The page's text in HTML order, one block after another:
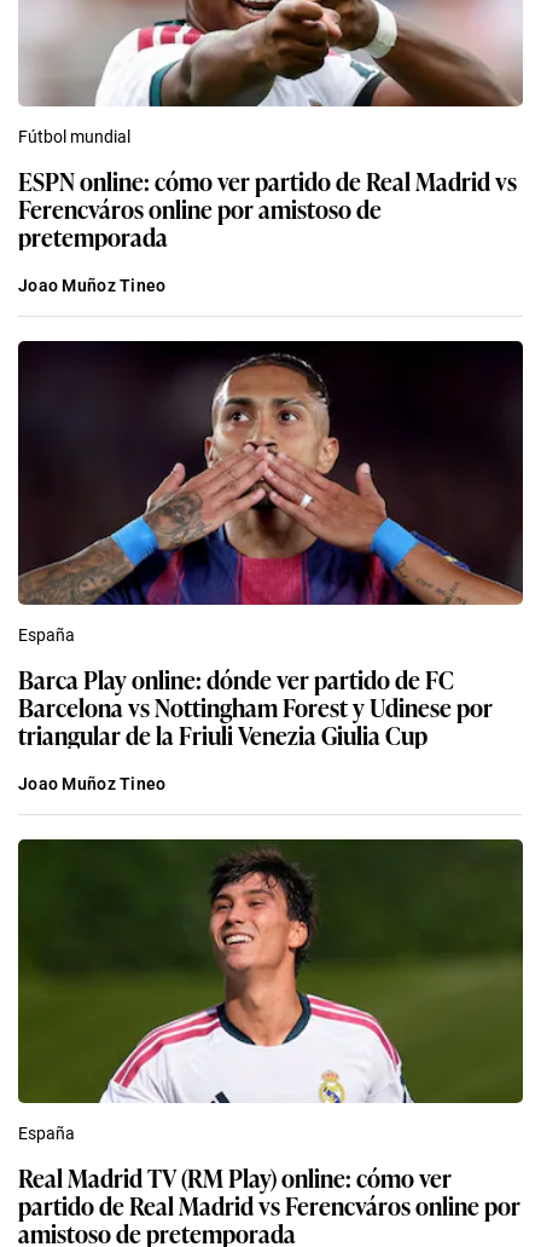
Fútbol mundial
ESPN online: cómo ver partido de Real Madrid vs
Ferencváros online por amistoso de
pretemporada
Joao Muñoz Tineo
España
Barca Play online: dónde ver partido de FC
Barcelona vs Nottingham Forest y Udinese por
triangular de la Friuli Venezia Giulia Cup
Joao Muñoz Tineo
España
Real Madrid TV (RM Play) online: cómo ver
partido de Real Madrid vs Ferencváros online por
amistoso de pretemporada